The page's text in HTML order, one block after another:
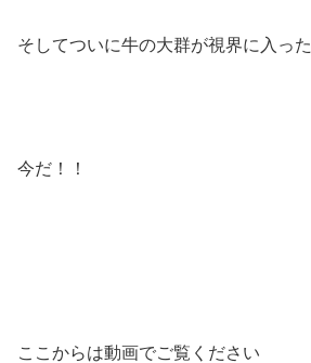
そしてついに牛の大群が視界に入った
今だ！！
ここからは動画でご覧ください